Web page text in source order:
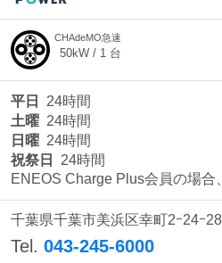
CHAdeMO急速
50kW / 1 台
平日
24時間
土曜 24時間
日曜 24時間
祝祭日
24時間
ENEOS Charge Plus会員の場合
千葉県千葉市美浜区幸町2ｰ24ｰ28
Tel. 043-245-6000